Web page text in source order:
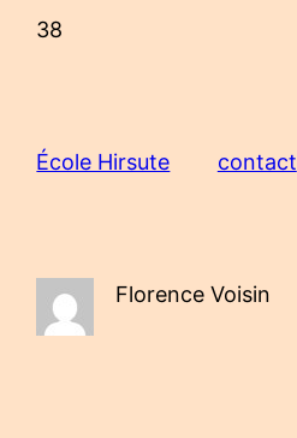
38
École Hirsute contact
Florence Voisin